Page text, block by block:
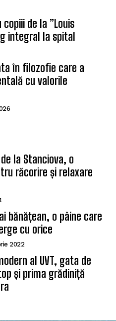
de la ”Louis
integral la spital
în filozofie care a
cu valorile
la Stanciova, o
răcorire și relaxare
bănățean, o pâine care
cu orice
2022
al UVT, gata de
și prima grădiniță